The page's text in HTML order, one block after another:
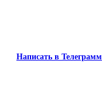
Написать в Телеграмм